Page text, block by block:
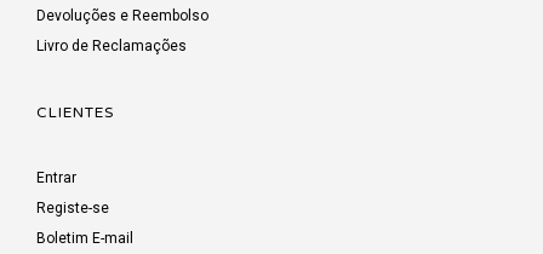
Devoluções e Reembolso
Livro de Reclamações
CLIENTES
Entrar
Registe-se
Boletim E-mail